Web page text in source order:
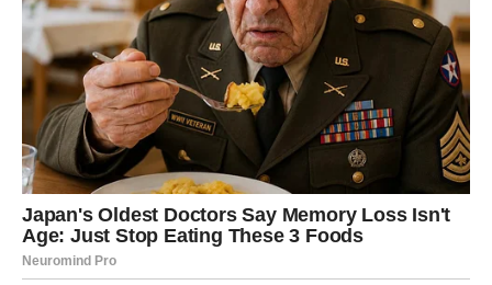
postala dio mene, kao da se njene suze prelijevaju kroz
moje vene.Razmišljajući o svom bratu, osjećam se još
više uplašeno. Njihov odnos je već na tankom ledu, a ako
bi saznao šta se desilo, bojim se da bi mogao učiniti
nešto iracionalno.
U meni se sukobljavaju osjećaji. Da li da se pravim da
ništa nisam čula, da ćutim i tako zaštitim mamu, ili da je
pitam za sve? Strah me obuzima. Strah za nju, za sebe i
za brata. Sada je u meni samo haos – bijes, tuga i osjećaj